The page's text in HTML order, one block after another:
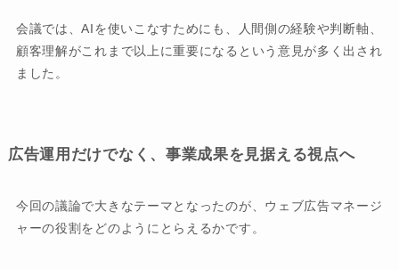
会議では、AIを使いこなすためにも、人間側の経験や判断軸、
顧客理解がこれまで以上に重要になるという意見が多く出され
ました。
広告運用だけでなく、事業成果を見据える視点へ
今回の議論で大きなテーマとなったのが、ウェブ広告マネージ
ャーの役割をどのようにとらえるかです。